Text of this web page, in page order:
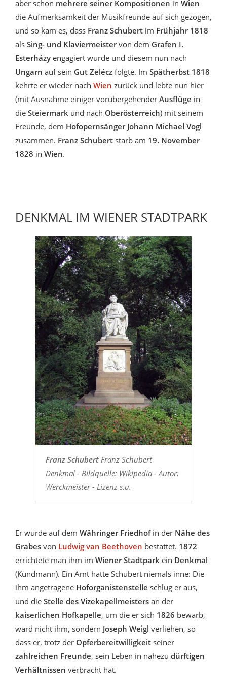
aber schon mehrere seiner Kompositionen in Wien
die Aufmerksamkeit der Musikfreunde auf sich gezogen,
und so kam es, dass Franz Schubert im Frühjahr 1818
als Sing- und Klaviermeistervon dem Grafen I.
Esterházy engagiert wurde und diesem nun nach
Ungarn auf sein Gut Zelécz folgte. Im Spätherbst 1818
kehrte er wieder nach Wien zurück und lebte nun hier
(mit Ausnahme einiger vorübergehender Ausflüge in
die Steiermark und nach Oberösterreich) mit seinem
Freunde, dem Hofopernsänger Johann Michael Vogl
zusammen. Franz Schubert starb am 19. November
1828 in Wien.
DENKMAL IM WIENER STADTPARK
Franz SchubertFranz Schubert
Denkmal - Bildquelle: Wikipedia - Autor:
Werckmeister - Lizenz s.u.
Er wurde auf dem Währinger Friedhof in der Nähe des
Grabes von Ludwig van Beethoven bestattet. 1872
errichtete man ihm im Wiener Stadtpark ein Denkmal
(Kundmann). Ein Amt hatte Schubert niemals inne: Die
ihm angetragene Hoforganistenstelle schlug er aus,
und die Stelle des Vizekapellmeisters an der
kaiserlichen Hofkapelle, um die er sich 1826 bewarb,
ward nicht ihm, sondern Joseph Weigl verliehen, so
dass er, trotz der Opferbereitwilligkeit seiner
zahlreichen Freunde, sein Leben in nahezu dürftigen
Verhältnissen verbracht hat.